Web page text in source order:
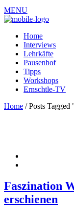
MENU
Home
Interviews
Lehrkäfte
Pausenhof
Tipps
Workshops
Ernschtle-TV
Home /Posts
Faszination
erschienen